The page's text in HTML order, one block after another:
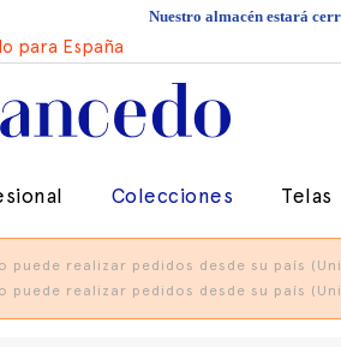
Nuestro almacén estará
para España
Colecciones Telas
puede realizar pedidos desde su país
puede realizar pedidos desde su país